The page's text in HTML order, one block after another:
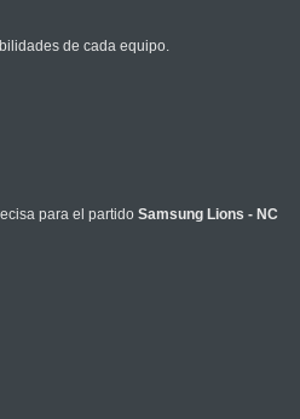
de cada equipo.
para el partido Samsung Lions - NC